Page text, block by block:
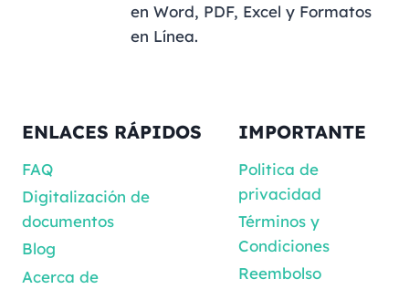
en Word, PDF, Excel y Formatos
en Línea.
ENLACES RÁPIDOS
FAQ
Digitalización de
documentos
Blog
Acerca de
IMPORTANTE
Politica de
privacidad
Términos y
Condiciones
Reembolso